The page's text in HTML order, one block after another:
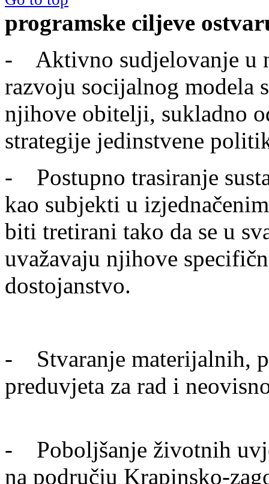
programske ciljeve
- Aktivno sudjelovanje u
razvoju socijalnog modela
njihove obitelji, sukladno
strategije jedinstvene
- Postupno trasiranje
kao subjekti u
biti tretirani tako da se u
uvažavaju njihove
dostojanstvo.
- Stvaranje materijalnih,
preduvjeta za rad i
- Poboljšanje životnih
na području Krapinsko-